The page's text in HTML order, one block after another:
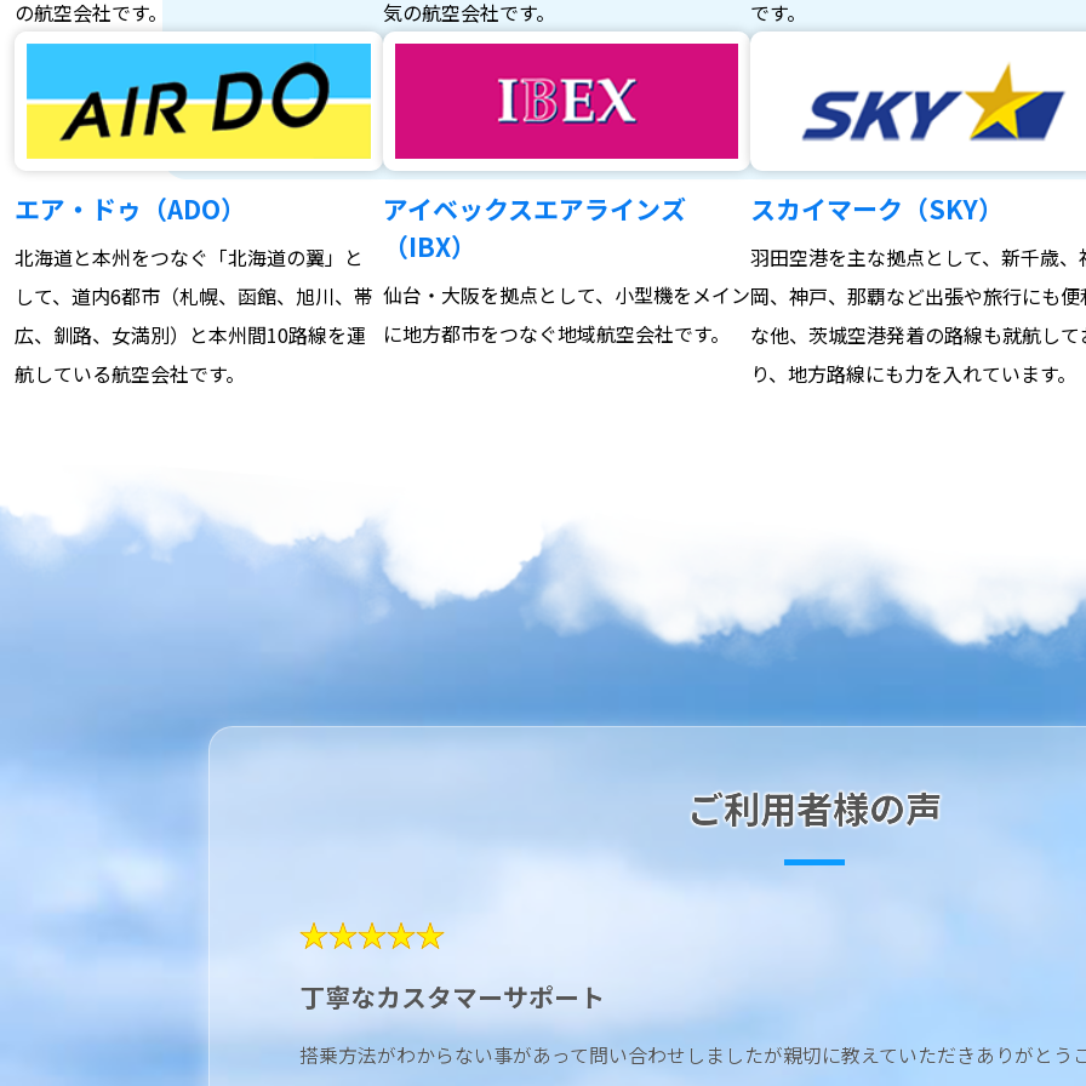
の航空会社です。
気の航空会社です。
です。
エア・ドゥ（ADO）
北海道と本州をつなぐ「北海道の翼」と
して、道内6都市（札幌、函館、旭川、帯
広、釧路、女満別）と本州間10路線を運
航している航空会社です。
アイベックスエアラインズ
（IBX）
仙台・大阪を拠点として、小型機をメイン
に地方都市をつなぐ地域航空会社です。
スカイマーク（SKY）
羽田空港を主な拠点として、新千歳、
岡、神戸、那覇など出張や旅行にも便
な他、茨城空港発着の路線も就航して
り、地方路線にも力を入れています。
ご利用者様の声
★★★★★
丁寧なカスタマーサポート
搭乗方法がわからない事があって問い合わせしましたが親切に教えていただきありがとう